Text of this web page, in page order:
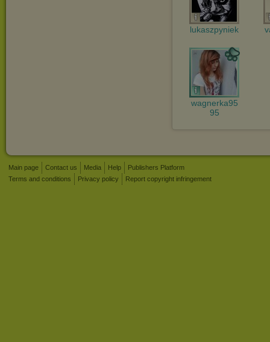
lukaszpyniek
wagnerka95
95
Main page Contact us Media Help
Publishers Platform
Terms and conditions
Privacy policy Report copyright infringement